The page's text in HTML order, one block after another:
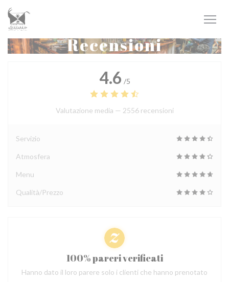
Personalizzazione delle tue scelte sui cookie
Recensioni
4.6 /5
Valutazione media — 2556 recensioni
Servizio
Atmosfera
Menu
Qualità/Prezzo
100% pareri verificati
Hanno dato il loro parere solo i clienti che hanno prenotato